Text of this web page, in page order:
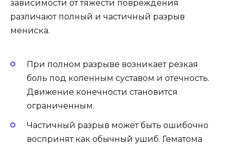
зависимости от тяжести повреждения
различают полный и частичный разрыв
мениска.
При полном разрыве возникает резкая
боль под коленным суставом и отечность.
Движение конечности становится
ограниченным.
Частичный разрыв может быть ошибочно
воспринят как обычный ушиб. Гематома